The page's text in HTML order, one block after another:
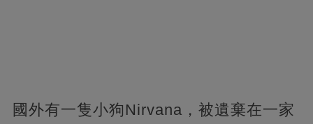
國外有一隻小狗Nirvana，被遺棄在一家